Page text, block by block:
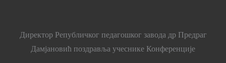
Директор Републичког педагошког завода др Предраг
Дамјановић поздравља учеснике Конференције